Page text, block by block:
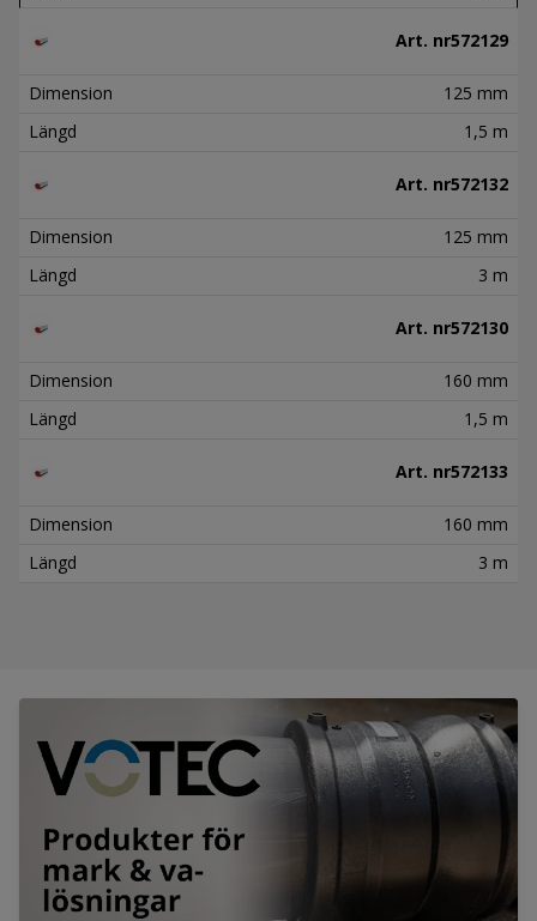
Art. nr572129
Dimension
125 mm
Längd
1,5 m
Art. nr572132
Dimension
125 mm
Längd
3 m
Art. nr572130
Dimension
160 mm
Längd
1,5 m
Art. nr572133
Dimension
160 mm
Längd
3 m